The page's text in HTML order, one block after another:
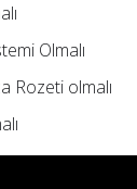
Olmalı
Rozeti olmalı